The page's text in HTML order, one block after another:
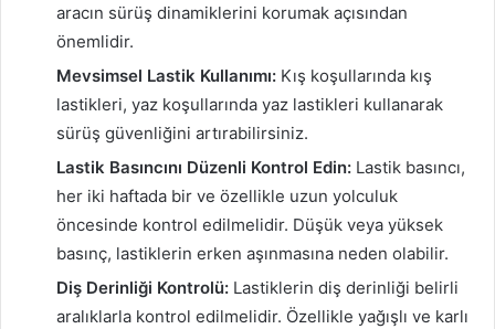
aracın sürüş dinamiklerini korumak açısından
önemlidir.
Mevsimsel Lastik Kullanımı: Kış koşullarında kış
lastikleri, yaz koşullarında yaz lastikleri kullanarak
sürüş güvenliğini artırabilirsiniz.
Lastik Basıncını Düzenli Kontrol Edin: Lastik basıncı,
her iki haftada bir ve özellikle uzun yolculuk
öncesinde kontrol edilmelidir. Düşük veya yüksek
basınç, lastiklerin erken aşınmasına neden olabilir.
Diş Derinliği Kontrolü: Lastiklerin diş derinliği belirli
aralıklarla kontrol edilmelidir. Özellikle yağışlı ve karlı